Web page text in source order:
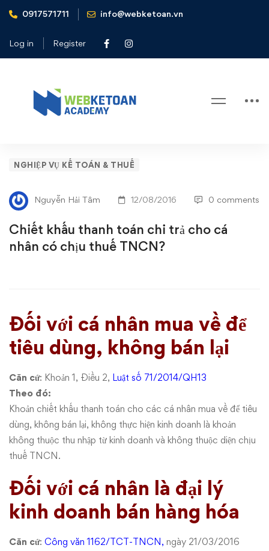
0917571711 info@webketoan.vn
Log in Register
Home
Nghiệp vụ Kế toán & Thuế
TNCN?
Chiết
khấu
thanh
toán
cho
cá
nhân
có
chịu
thuế
TNCN?
NGHIỆP VỤ KẾ TOÁN & THUẾ
Nguyễn Hải Tâm 12/08/2016 0 comments
Chiết khấu thanh toán chi trả cho cá
nhân có chịu thuế TNCN?
Đối với cá nhân mua về để
tiêu dùng, không bán lại
Căn cứ: Khoản 1, Điều 2, Luật số 71/2014/QH13
Theo đó:
Khoản chiết khấu thanh toán cho các cá nhân mua về để tiêu
dùng, không bán lại, không thực hiện kinh doanh là khoản
không thuộc thu nhập từ kinh doanh và không thuộc diện chịu
thuế TNCN.
Đối với cá nhân là đại lý
kinh doanh bán hàng hóa
Căn cứ: Công văn 1162/TCT-TNCN, ngày 21/03/2016